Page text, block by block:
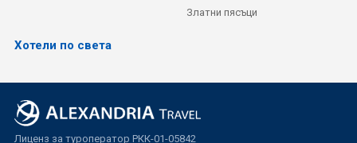
Златни пясъци
Хотели по света
Лиценз за туроператор РКК-01-05842